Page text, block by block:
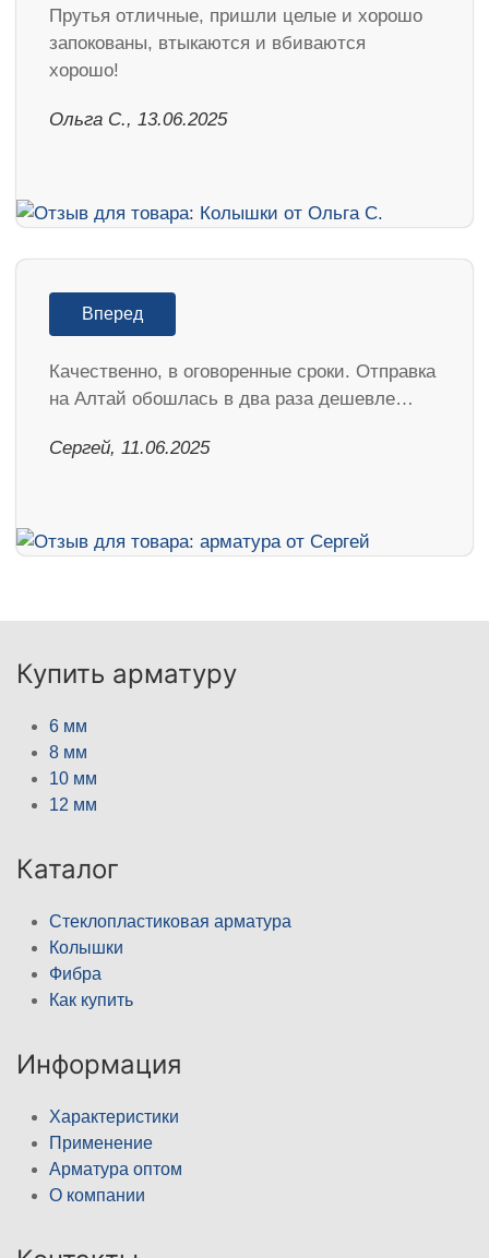
Прутья отличные, пришли целые и хорошо
запокованы, втыкаются и вбиваются
хорошо!
Ольга С., 13.06.2025
Вперед
Качественно, в оговоренные сроки. Отправка
на Алтай обошлась в два раза дешевле…
Сергей, 11.06.2025
Купить арматуру
6 мм
8 мм
10 мм
12 мм
Каталог
Стеклопластиковая арматура
Колышки
Фибра
Как купить
Информация
Характеристики
Применение
Арматура оптом
О компании